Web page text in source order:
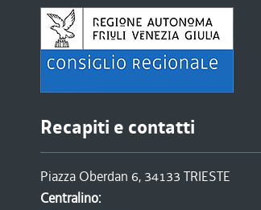
Recapiti e contatti
Piazza Oberdan 6, 34133 TRIESTE
Centralino: